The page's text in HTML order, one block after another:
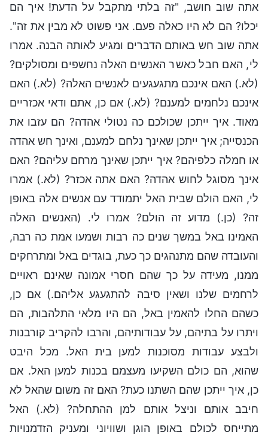
אתה שוב חושב, "זה בלתי מתקבל על הדעת! איך הם
יכלו? הם לא היו כאלה פעם. אני פשוט לא מבין את זה".
אתה שוב חש באותם הדברים ומגיע לאותה הבנה. אמרו
לי, האם חבל כאשר האנשים האלה נחשפים ומסולקים?
(לא.) האם אינכם מתגעגעים לאנשים האלה? (לא.) האם
אינכם נלחמים למענם? (לא.) אם כן, אתם ודאי אכזריים
מאוד. איך ייתכן שכולכם כה נטולי אהדה? הם עזבו את
הכנסייה; איך ייתכן שאינך נלחם למענם, ואינך חש אהדה
או חמלה כלפיהם? איך ייתכן שאינך מרחם עליהם? האם
אינך מסוגל לחוש אהדה? האם אתה אכזר? (לא.) אמרו
לי, האם הולם שבית האל יתמודד עם אנשים אלה באופן
זה? (כן.) מדוע זה הולם? אמרו לי. (האנשים האלה
האמינו באל במשך שנים כה רבות ושמעו אמת כה רבה,
והעובדה שהם מתנהגים כך כעת, בוגדים באל ומתרחקים
ממנו, מעידה על כך שהם חסרי אמונה שאינם ראויים
לרחמים שלנו ושאין סיבה להתגעגע אליהם.) אם כן,
כשהם החלו להאמין באל, הם היו מלאי התלהבות, הם
ויתרו על בתיהם, על עבודותיהם, והרבו להקריב קורבנות
ולבצע עבודות מסוכנות למען בית האל. מכל היבט
שהוא, הם כולם השקיעו מעצמם בכנות למען האל. אם
כן, איך ייתכן שהם השתנו כעת? האם זה משום שהאל לא
חיבב אותם וניצל אותם למן ההתחלה? (לא.) האל
מתייחס לכולם באופן הוגן ושוויוני ומעניק הזדמנויות